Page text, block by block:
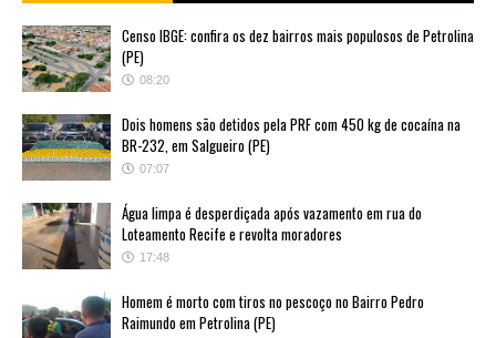
Censo IBGE: confira os dez bairros mais populosos de Petrolina
(PE)
08:20
Dois homens são detidos pela PRF com 450 kg de cocaína na
BR-232, em Salgueiro (PE)
07:07
Água limpa é desperdiçada após vazamento em rua do
Loteamento Recife e revolta moradores
17:48
Homem é morto com tiros no pescoço no Bairro Pedro
Raimundo em Petrolina (PE)